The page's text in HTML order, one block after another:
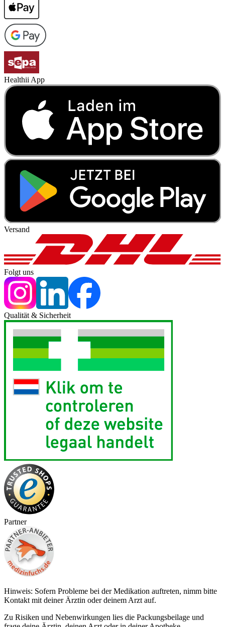
Healthii App
Versand
Folgt uns
Qualität & Sicherheit
Partner
Hinweis: Sofern Probleme bei der Medikation auftreten, nimm bitte
Kontakt mit deiner Ärztin oder deinem Arzt auf.
Zu Risiken und Nebenwirkungen lies die Packungsbeilage und